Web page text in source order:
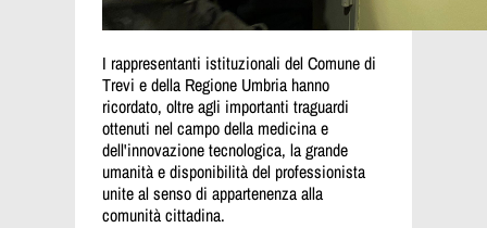
I rappresentanti istituzionali del Comune di
Trevi e della Regione Umbria hanno
ricordato, oltre agli importanti traguardi
ottenuti nel campo della medicina e
dell'innovazione tecnologica, la grande
umanità e disponibilità del professionista
unite al senso di appartenenza alla
comunità cittadina.